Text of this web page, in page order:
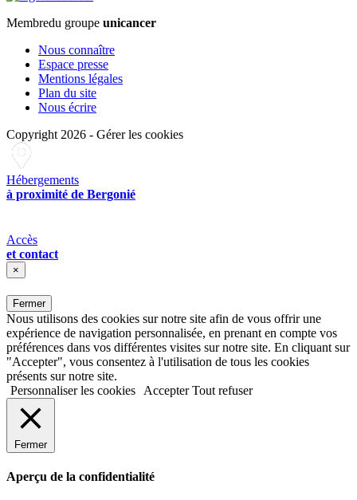
Membredu groupe unicancer
Nous connaître
Espace presse
Mentions légales
Plan du site
Nous écrire
Copyright 2026 - Gérer les cookies
Hébergements
à proximité de Bergonié
Accès
et contact
×
Fermer
Nous utilisons des cookies sur notre site afin de vous offrir une
expérience de navigation personnalisée, en prenant en compte vos
préférences dans vos différentes visites sur notre site. En cliquant sur
"Accepter", vous consentez à l'utilisation de tous les cookies
présents sur notre site.
Personnaliser les cookies
Accepter Tout refuser
Fermer
Aperçu de la confidentialité